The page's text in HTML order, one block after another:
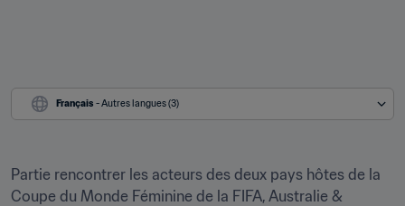
Français - Autres langues (3)
Partie rencontrer les acteurs des deux pays hôtes de la
Coupe du Monde Féminine de la FIFA, Australie &